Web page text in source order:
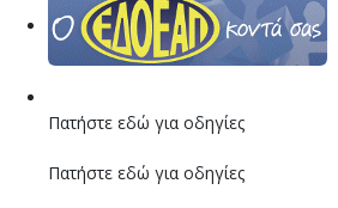
Πατήστε εδώ για οδηγίες
Πατήστε εδώ για οδηγίες